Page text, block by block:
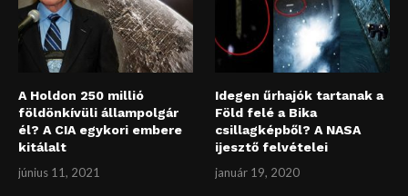
A Holdon 250 millió
földönkívüli állampolgár
él? A CIA egykori embere
kitálalt
június 11, 2021
Idegen űrhajók tartanak a
Föld felé a Bika
csillagképből? A NASA
ijesztő felvételei
január 19, 2020